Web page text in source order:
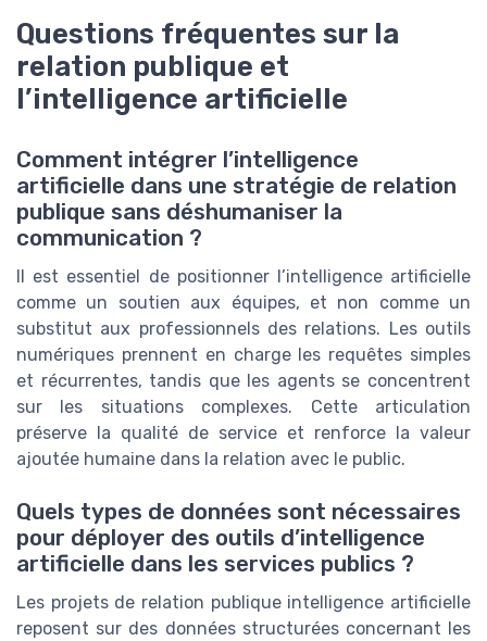
Questions fréquentes sur la
relation publique et
l’intelligence artificielle
Comment intégrer l’intelligence
artificielle dans une stratégie de relation
publique sans déshumaniser la
communication ?
Il est essentiel de positionner l’intelligence artificielle
comme un soutien aux équipes, et non comme un
substitut aux professionnels des relations. Les outils
numériques prennent en charge les requêtes simples
et récurrentes, tandis que les agents se concentrent
sur les situations complexes. Cette articulation
préserve la qualité de service et renforce la valeur
ajoutée humaine dans la relation avec le public.
Quels types de données sont nécessaires
pour déployer des outils d’intelligence
artificielle dans les services publics ?
Les projets de relation publique intelligence artificielle
reposent sur des données structurées concernant les